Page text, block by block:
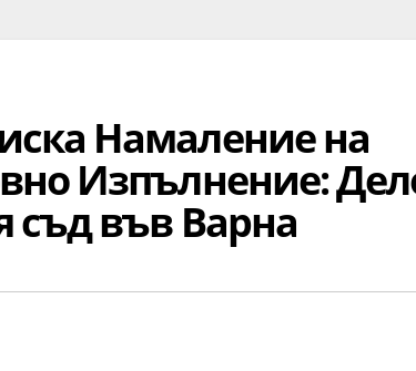
Намаление на
Изпълнение:
съд във Варна